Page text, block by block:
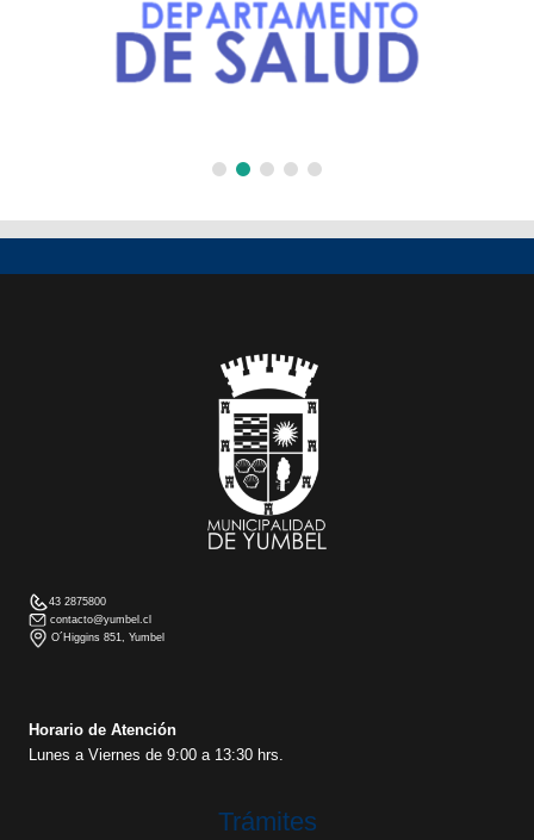
43 2875800
contacto@yumbel.cl
O´Higgins 851, Yumbel
Horario de Atención
Lunes a Viernes de 9:00 a 13:30 hrs.
Trámites